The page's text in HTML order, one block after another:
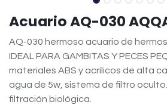
Acuario AQ-030
AQ-030 hermoso acuario de
IDEAL PARA GAMBITAS Y PECES
materiales ABS y acrílicos de alta
agua de 5w, sistema de filtro
filtración biológica.